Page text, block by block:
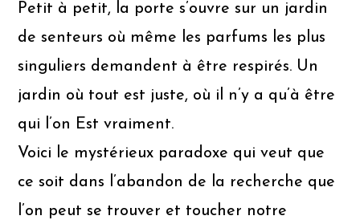
Petit à petit, la porte s’ouvre sur un jardin
de senteurs où même les parfums les plus
singuliers demandent à être respirés. Un
jardin où tout est juste, où il n’y a qu’à être
qui l’on Est vraiment.
Voici le mystérieux paradoxe qui veut que
ce soit dans l’abandon de la recherche que
l’on peut se trouver et toucher notre